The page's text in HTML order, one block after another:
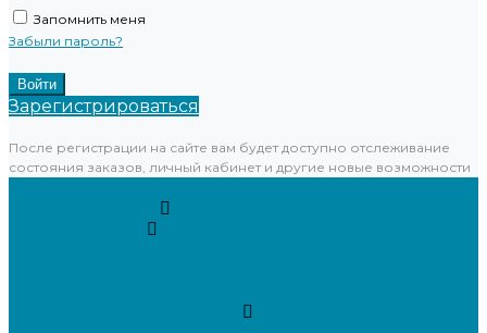
Запомнить меня
Забыли пароль?
Зарегистрироваться
После регистрации на сайте вам будет доступно отслеживание
состояния заказов, личный кабинет и другие новые возможности